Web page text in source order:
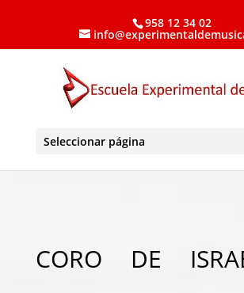
958 12 34 02
Seleccionar página
CORO DE